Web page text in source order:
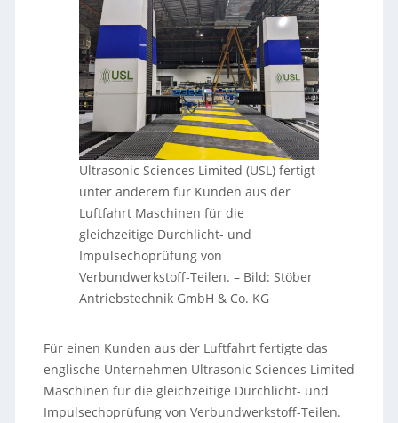
Ultrasonic Sciences Limited (USL) fertigt
unter anderem für Kunden aus der
Luftfahrt Maschinen für die
gleichzeitige Durchlicht- und
Impulsechoprüfung von
Verbundwerkstoff-Teilen. – Bild: Stöber
Antriebstechnik GmbH & Co. KG
Für einen Kunden aus der Luftfahrt fertigte das
englische Unternehmen Ultrasonic Sciences Limited
Maschinen für die gleichzeitige Durchlicht- und
Impulsechoprüfung von Verbundwerkstoff-Teilen.